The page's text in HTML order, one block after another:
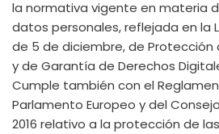
la normativa vigente en materia
datos personales, reflejada en la
de 5 de diciembre, de Protección
y de Garantía de Derechos
Cumple también con el
Parlamento Europeo y del
2016 relativo a la protección de